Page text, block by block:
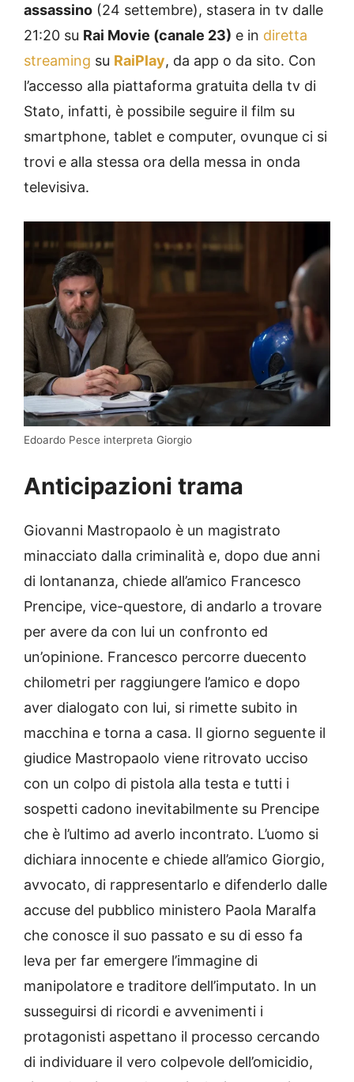
assassino (24 settembre), stasera in tv dalle
21:20 su Rai Movie (canale 23) e in diretta
streaming su RaiPlay, da app o da sito. Con
l’accesso alla piattaforma gratuita della tv di
Stato, infatti, è possibile seguire il film su
smartphone, tablet e computer, ovunque ci si
trovi e alla stessa ora della messa in onda
televisiva.
Edoardo Pesce interpreta Giorgio
Anticipazioni trama
Giovanni Mastropaolo è un magistrato
minacciato dalla criminalità e, dopo due anni
di lontananza, chiede all’amico Francesco
Prencipe, vice-questore, di andarlo a trovare
per avere da con lui un confronto ed
un’opinione. Francesco percorre duecento
chilometri per raggiungere l’amico e dopo
aver dialogato con lui, si rimette subito in
macchina e torna a casa. Il giorno seguente il
giudice Mastropaolo viene ritrovato ucciso
con un colpo di pistola alla testa e tutti i
sospetti cadono inevitabilmente su Prencipe
che è l’ultimo ad averlo incontrato. L’uomo si
dichiara innocente e chiede all’amico Giorgio,
avvocato, di rappresentarlo e difenderlo dalle
accuse del pubblico ministero Paola Maralfa
che conosce il suo passato e su di esso fa
leva per far emergere l’immagine di
manipolatore e traditore dell’imputato. In un
susseguirsi di ricordi e avvenimenti i
protagonisti aspettano il processo cercando
di individuare il vero colpevole dell’omicidio,